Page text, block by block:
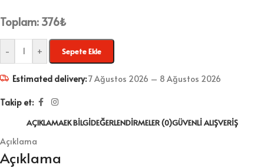
Toplam: 376₺
- + Sepete Ekle
Estimated delivery:7 Ağustos 2026 – 8 Ağustos 2026
Takip et:
AÇIKLAMAEK BILGIDEĞERLENDIRMELER (0)GÜVENLI ALIŞVERIŞ
Açıklama
Açıklama